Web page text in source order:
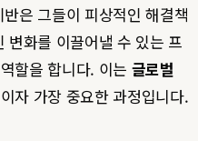
은 그들이 피상적인 해결책
변화를 이끌어낼 수 있는 프
할을 합니다. 이는 글로벌
자 가장 중요한 과정입니다.